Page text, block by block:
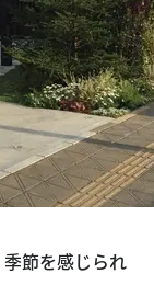
節を感じられ